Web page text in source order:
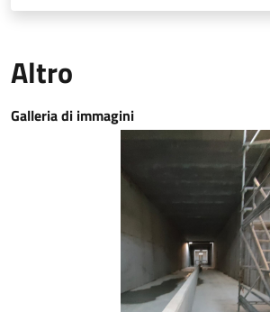
Altro
Galleria di immagini